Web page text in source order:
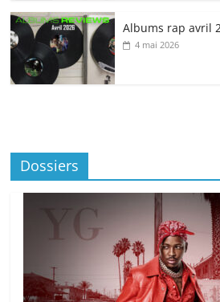
Albums rap avril
4 mai 2026
Dossiers